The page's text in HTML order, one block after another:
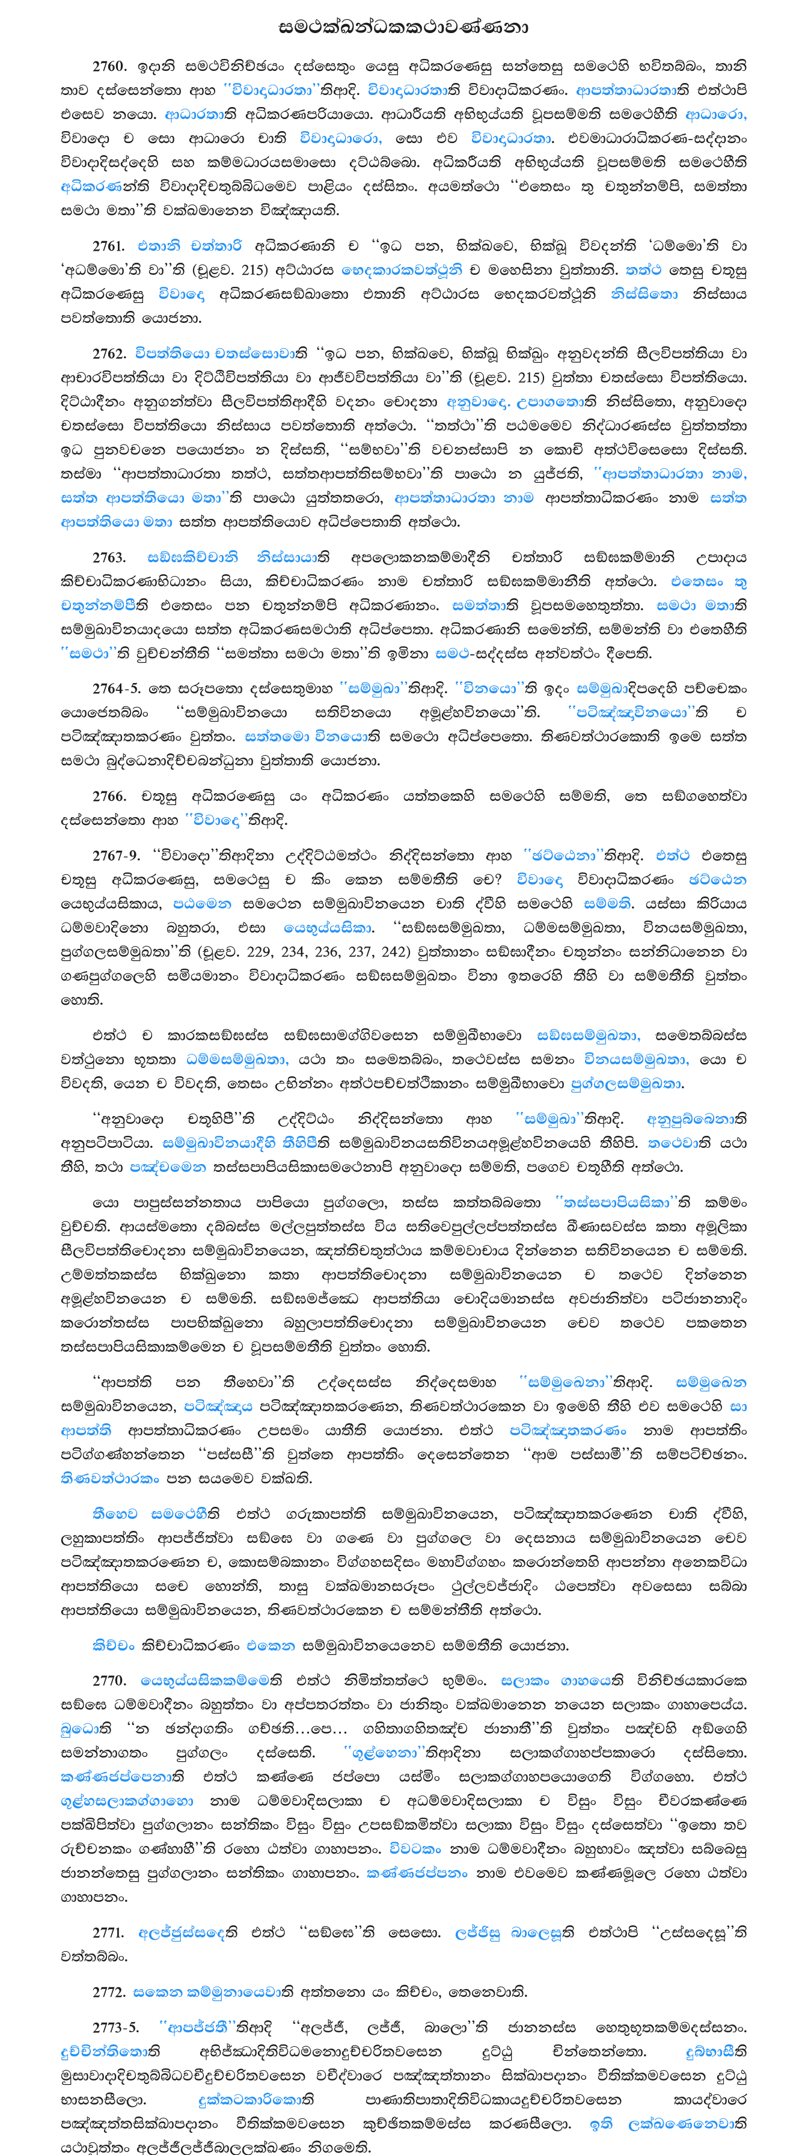
සමථක්ඛන්ධකකථාවණ්ණනා
2760. ඉදානි සමථවිනිච්ඡයං දස්සෙතුං යෙසු අධිකරණෙසු සන්තෙසු සමථෙහි භවිතබ්බං, තානි
තාව දස්සෙන්තො ආහ ‘‘විවාදාධාරතා’’තිආදි. විවාදාධාරතාති විවාදාධිකරණං. ආපත්තාධාරතාති එත්ථාපි
එසෙව නයො. ආධාරතාති අධිකරණපරියායො. ආධාරීයති අභිභුය්යති වූපසම්මති සමථෙහීති ආධාරො,
විවාදො ච සො ආධාරො චාති විවාදාධාරො, සො එව විවාදාධාරතා. එවමාධාරාධිකරණ-සද්දානං
විවාදාදිසද්දෙහි සහ කම්මධාරයසමාසො දට්ඨබ්බො. අධිකරීයති අභිභුය්යති වූපසම්මති සමථෙහීති
අධිකරණන්ති විවාදාදිචතුබ්බිධමෙව පාළියං දස්සිතං. අයමත්ථො ‘‘එතෙසං තු චතුන්නම්පි, සමත්තා
සමථා මතා’’ති වක්ඛමානෙන විඤ්ඤායති.
2761.එතානි චත්තාරිඅධිකරණානි ච ‘‘ඉධ පන, භික්ඛවෙ, භික්ඛූ විවදන්ති ‘ධම්මො’ති වා
‘අධම්මො’ති වා’’ති (චූළව. 215) අට්ඨාරස භෙදකාරකවත්ථූනි ච මහෙසිනා වුත්තානි.තත්ථ තෙසු චතූසු
අධිකරණෙසු විවාදො අධිකරණසඞ්ඛාතො එතානි අට්ඨාරස භෙදකරවත්ථූනි නිස්සිතො නිස්සාය
පවත්තොති යොජනා.
2762. විපත්තියො චතස්සොවාති ‘‘ඉධ පන, භික්ඛවෙ, භික්ඛූ භික්ඛුං අනුවදන්ති සීලවිපත්තියා වා
ආචාරවිපත්තියා වා දිට්ඨිවිපත්තියා වා ආජීවවිපත්තියා වා’’ති (චූළව. 215) වුත්තා චතස්සො විපත්තියො.
දිට්ඨාදීනං අනුගන්ත්වා සීලවිපත්තිආදීහි වදනං චොදනා අනුවාදො. උපාගතොති නිස්සිතො, අනුවාදො
චතස්සො විපත්තියො නිස්සාය පවත්තොති අත්ථො. ‘‘තත්ථා’’ති පඨමමෙව නිද්ධාරණස්ස වුත්තත්තා
ඉධ පුනවචනෙ පයොජනං න දිස්සති, ‘‘සම්භවා’’ති වචනස්සාපි න කොචි අත්ථවිසෙසො දිස්සති.
තස්මා ‘‘ආපත්තාධාරතා තත්ථ, සත්තආපත්තිසම්භවා’’ති පාඨො න යුජ්ජති, ‘‘ආපත්තාධාරතා නාම,
සත්ත ආපත්තියො මතා’’ති පාඨොයුත්තතරො, ආපත්තාධාරතා නාම ආපත්තාධිකරණං නාමසත්ත
ආපත්තියො මතා සත්ත ආපත්තියොව අධිප්පෙතාති අත්ථො.
2763.සඞ්ඝකිච්චානි නිස්සායාති අපලොකනකම්මාදීනි චත්තාරි සඞ්ඝකම්මානි උපාදාය
කිච්චාධිකරණාභිධානං සියා, කිච්චාධිකරණං නාම චත්තාරි සඞ්ඝකම්මානීති අත්ථො.එතෙසං තු
චතුන්නම්පීති එතෙසං පන චතුන්නම්පි අධිකරණානං. සමත්තාති වූපසමහෙතුත්තා. සමථා මතාති
සම්මුඛාවිනයාදයො සත්ත අධිකරණසමථාති අධිප්පෙතා. අධිකරණානි සමෙන්ති, සම්මන්ති වා එතෙහීති
‘‘සමථා’’ති වුච්චන්තීති ‘‘සමත්තා සමථා මතා’’ති ඉමිනා සමථ-සද්දස්ස අන්වත්ථං දීපෙති.
2764-5. තෙ සරූපතො දස්සෙතුමාහ ‘‘සම්මුඛා’’තිආදි. ‘‘විනයො’’ති ඉදං සම්මුඛාදිපදෙහි පච්චෙකං
යොජෙතබ්බං ‘‘සම්මුඛාවිනයො සතිවිනයො අමූළ්හවිනයො’’ති. ‘‘පටිඤ්ඤාවිනයො’’ති ච
පටිඤ්ඤාතකරණං වුත්තං. සත්තමො විනයොති සමථො අධිප්පෙතො. තිණවත්ථාරකොති ඉමෙ සත්ත
සමථා බුද්ධෙනාදිච්චබන්ධුනා වුත්තාති යොජනා.
2766. චතූසු අධිකරණෙසු යං අධිකරණං යත්තකෙහි සමථෙහි සම්මති, තෙ සඞ්ගහෙත්වා
දස්සෙන්තො ආහ ‘‘විවාදො’’තිආදි.
2767-9. ‘‘විවාදො’’තිආදිනා උද්දිට්ඨමත්ථං නිද්දිසන්තො ආහ ‘‘ඡට්ඨෙනා’’තිආදි. එත්ථ එතෙසු
චතූසු අධිකරණෙසු, සමථෙසු ච කිං කෙන සම්මතීති චෙ? විවාදො විවාදාධිකරණං ඡට්ඨෙන
යෙභුය්යසිකාය, පඨමෙන සමථෙන සම්මුඛාවිනයෙන චාති ද්වීහි සමථෙහිසම්මති. යස්සා කිරියාය
ධම්මවාදිනො බහුතරා, එසා යෙභුය්යසිකා. ‘‘සඞ්ඝසම්මුඛතා, ධම්මසම්මුඛතා, විනයසම්මුඛතා,
පුග්ගලසම්මුඛතා’’ති (චූළව. 229, 234, 236, 237, 242) වුත්තානං සඞ්ඝාදීනං චතුන්නං සන්නිධානෙන වා
ගණපුග්ගලෙහි සමියමානං විවාදාධිකරණං සඞ්ඝසම්මුඛතං විනා ඉතරෙහි තීහි වා සම්මතීති වුත්තං
හොති.
එත්ථ ච කාරකසඞ්ඝස්ස සඞ්ඝසාමග්ගිවසෙන සම්මුඛීභාවො සඞ්ඝසම්මුඛතා, සමෙතබ්බස්ස
වත්ථුනොභූතතා ධම්මසම්මුඛතා, යථා තං සමෙතබ්බං, තථෙවස්ස සමනං විනයසම්මුඛතා, යො ච
විවදති, යෙන ච විවදති, තෙසං උභින්නං අත්ථපච්චත්ථිකානං සම්මුඛීභාවො පුග්ගලසම්මුඛතා.
‘‘අනුවාදො චතූහිපී’’ති උද්දිට්ඨං නිද්දිසන්තො ආහ ‘‘සම්මුඛා’’තිආදි. අනුපුබ්බෙනාති
අනුපටිපාටියා.සම්මුඛාවිනයාදීහි තීහිපීති සම්මුඛාවිනයසතිවිනයඅමූළ්හවිනයෙහි තීහිපි. තථෙවාති යථා
තීහි, තථා පඤ්චමෙන තස්සපාපියසිකාසමථෙනාපි අනුවාදො සම්මති, පගෙව චතූහීති අත්ථො.
යො පාපුස්සන්නතාය පාපියො පුග්ගලො, තස්ස කත්තබ්බතො ‘‘තස්සපාපියසිකා’’ති කම්මං
වුච්චති. ආයස්මතො දබ්බස්ස මල්ලපුත්තස්ස විය සතිවෙපුල්ලප්පත්තස්ස ඛීණාසවස්ස කතා අමූලිකා
සීලවිපත්තිචොදනා සම්මුඛාවිනයෙන, ඤත්තිචතුත්ථාය කම්මවාචාය දින්නෙන සතිවිනයෙන ච සම්මති.
උම්මත්තකස්ස භික්ඛුනො කතා ආපත්තිචොදනා සම්මුඛාවිනයෙන ච තථෙව දින්නෙන
අමූළ්හවිනයෙන ච සම්මති. සඞ්ඝමජ්ඣෙ ආපත්තියා චොදියමානස්ස අවජානිත්වා පටිජානනාදිං
කරොන්තස්ස පාපභික්ඛුනො බහුලාපත්තිචොදනා සම්මුඛාවිනයෙන චෙව තථෙව පකතෙන
තස්සපාපියසිකාකම්මෙන ච වූපසම්මතීති වුත්තං හොති.
‘‘ආපත්ති පන තීහෙවා’’ති උද්දෙසස්ස නිද්දෙසමාහ ‘‘සම්මුඛෙනා’’තිආදි.සම්මුඛෙන
සම්මුඛාවිනයෙන, පටිඤ්ඤාය පටිඤ්ඤාතකරණෙන, තිණවත්ථාරකෙන වා ඉමෙහි තීහි එව සමථෙහිසා
ආපත්ති ආපත්තාධිකරණං උපසමං යාතීති යොජනා. එත්ථපටිඤ්ඤාතකරණං නාම ආපත්තිං
පටිග්ගණ්හන්තෙන ‘‘පස්සසී’’ති වුත්තෙ ආපත්තිං දෙසෙන්තෙන ‘‘ආම පස්සාමී’’ති සම්පටිච්ඡනං.
තිණවත්ථාරකං පන සයමෙව වක්ඛති.
තීහෙව සමථෙහීති එත්ථ ගරුකාපත්ති සම්මුඛාවිනයෙන, පටිඤ්ඤාතකරණෙන චාති ද්වීහි,
ලහුකාපත්තිං ආපජ්ජිත්වා සඞ්ඝෙ වා ගණෙ වා පුග්ගලෙ වා දෙසනාය සම්මුඛාවිනයෙන චෙව
පටිඤ්ඤාතකරණෙන ච, කොසම්බකානං විග්ගහසදිසං මහාවිග්ගහං කරොන්තෙහි ආපන්නා අනෙකවිධා
ආපත්තියො සචෙ හොන්ති, තාසු වක්ඛමානසරූපං ථුල්ලවජ්ජාදිං ඨපෙත්වා අවසෙසා සබ්බා
ආපත්තියො සම්මුඛාවිනයෙන, තිණවත්ථාරකෙන ච සම්මන්තීති අත්ථො.
කිච්චං කිච්චාධිකරණංඑකෙන සම්මුඛාවිනයෙනෙව සම්මතීති යොජනා.
2770. යෙභුය්යසිකකම්මෙති එත්ථ නිමිත්තත්ථෙ භුම්මං. සලාකං ගාහයෙති විනිච්ඡයකාරකෙ
සඞ්ඝෙ ධම්මවාදීනං බහුත්තං වා අප්පතරත්තං වා ජානිතුං වක්ඛමානෙන නයෙන සලාකං ගාහාපෙය්ය.
බුධොති ‘‘න ඡන්දාගතිං ගච්ඡති…පෙ… ගහිතාගහිතඤ්ච ජානාතී’’ති වුත්තං පඤ්චහි අඞ්ගෙහි
සමන්නාගතං පුග්ගලං දස්සෙති. ‘‘ගූළ්හෙනා’’තිආදිනා සලාකග්ගාහප්පකාරො දස්සිතො.
කණ්ණජප්පෙනාති එත්ථ කණ්ණෙ ජප්පො යස්මිං සලාකග්ගාහපයොගෙති විග්ගහො. එත්ථ
ගූළ්හසලාකග්ගාහො නාම ධම්මවාදිසලාකා ච අධම්මවාදිසලාකා ච විසුං විසුං චීවරකණ්ණෙ
පක්ඛිපිත්වා පුග්ගලානං සන්තිකං විසුං විසුං උපසඞ්කමිත්වා සලාකා විසුං විසුං දස්සෙත්වා ‘‘ඉතො තව
රුච්චනකං ගණ්හාහී’’ති රහො ඨත්වා ගාහාපනං. විවටකං නාම ධම්මවාදීනං බහුභාවං ඤත්වා සබ්බෙසු
ජානන්තෙසු පුග්ගලානං සන්තිකං ගාහාපනං.කණ්ණජප්පනං නාම එවමෙව කණ්ණමූලෙ රහො ඨත්වා
ගාහාපනං.
2771. අලජ්ජුස්සදෙති එත්ථ ‘‘සඞ්ඝෙ’’ති සෙසො. ලජ්ජිසු බාලෙසූති එත්ථාපි ‘‘උස්සදෙසූ’’ති
වත්තබ්බං.
2772.සකෙන කම්මුනායෙවාති අත්තනො යං කිච්චං, තෙනෙවාති.
2773-5. ‘‘ආපජ්ජතී’’තිආදි ‘‘අලජ්ජී, ලජ්ජී, බාලො’’ති ජානනස්ස හෙතුභූතකම්මදස්සනං.
දුච්චින්තිතොති අභිජ්ඣාදිතිවිධමනොදුච්චරිතවසෙන දුට්ඨු චින්තෙන්තො.දුබ්භාසීති
මුසාවාදාදිචතුබ්බිධවචීදුච්චරිතවසෙන වචීද්වාරෙ පඤ්ඤත්තානං සික්ඛාපදානං වීතික්කමවසෙන දුට්ඨු
භාසනසීලො. දුක්කටකාරිකොති පාණාතිපාතාදිතිවිධකායදුච්චරිතවසෙන කායද්වාරෙ
පඤ්ඤත්තසික්ඛාපදානං වීතික්කමවසෙන කුච්ඡිතකම්මස්ස කරණසීලො. ඉති ලක්ඛණෙනෙවාති
යථාවුත්තං අලජ්ජීලජ්ජීබාලලක්ඛණං නිගමෙති.